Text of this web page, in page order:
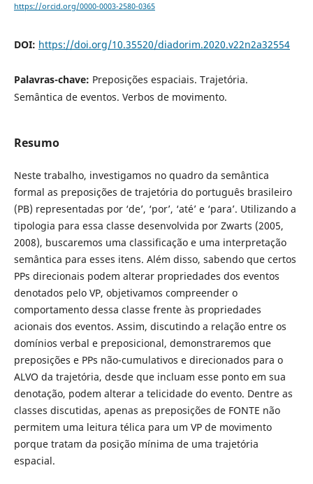
https://orcid.org/0000-0003-2580-0365
DOI: https://doi.org/10.35520/diadorim.2020.v22n2a32554
Palavras-chave: Preposições espaciais. Trajetória.
Semântica de eventos. Verbos de movimento.
Resumo
Neste trabalho, investigamos no quadro da semântica
formal as preposições de trajetória do português brasileiro
(PB) representadas por ‘de’, ‘por’, ‘até’ e ‘para’. Utilizando a
tipologia para essa classe desenvolvida por Zwarts (2005,
2008), buscaremos uma classificação e uma interpretação
semântica para esses itens. Além disso, sabendo que certos
PPs direcionais podem alterar propriedades dos eventos
denotados pelo VP, objetivamos compreender o
comportamento dessa classe frente às propriedades
acionais dos eventos. Assim, discutindo a relação entre os
domínios verbal e preposicional, demonstraremos que
preposições e PPs não-cumulativos e direcionados para o
ALVO da trajetória, desde que incluam esse ponto em sua
denotação, podem alterar a telicidade do evento. Dentre as
classes discutidas, apenas as preposições de FONTE não
permitem uma leitura télica para um VP de movimento
porque tratam da posição mínima de uma trajetória
espacial.